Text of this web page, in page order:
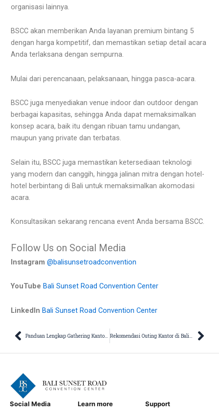
organisasi lainnya.
BSCC akan memberikan Anda layanan premium bintang 5
dengan harga kompetitif, dan memastikan setiap detail acara
Anda terlaksana dengan sempurna.
Mulai dari perencanaan, pelaksanaan, hingga pasca-acara.
BSCC juga menyediakan venue indoor dan outdoor dengan
berbagai kapasitas, sehingga Anda dapat memaksimalkan
konsep acara, baik itu dengan ribuan tamu undangan,
maupun yang private dan terbatas.
Selain itu, BSCC juga memastikan ketersediaan teknologi
yang modern dan canggih, hingga jalinan mitra dengan hotel-
hotel berbintang di Bali untuk memaksimalkan akomodasi
acara.
Konsultasikan sekarang rencana event Anda bersama BSCC.
Follow Us on Social Media
Instagram @balisunsetroadconvention
YouTube Bali Sunset Road Convention Center
LinkedIn Bali Sunset Road Convention Center
Prev Panduan Lengkap Gathering Kantor adalah: Definisi hingga Aplikasi Rekomendasi Outing Kantor di Bali yang Super Seru dan Efektif!
Social Media Learn more Support